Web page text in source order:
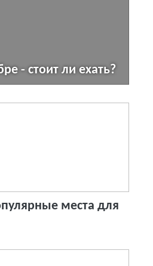
- стоит ли ехать?
места для